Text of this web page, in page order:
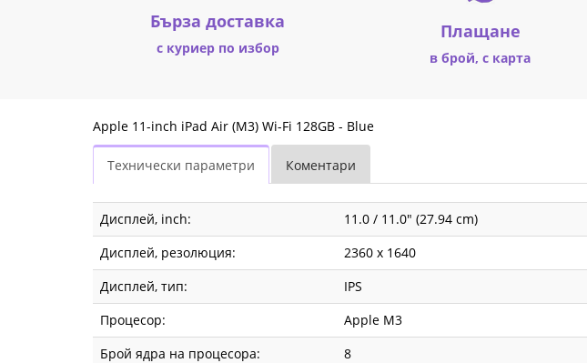
Бърза доставка
с куриер по избор
Плащане
в брой, с карта
Apple 11-inch iPad Air (M3) Wi-Fi 128GB - Blue
Технически параметри Коментари
Дисплей, inch:
11.0 / 11.0" (27.94 cm)
Дисплей, резолюция:
2360 x 1640
Дисплей, тип:
IPS
Процесор:
Apple M3
Брой ядра на процесора:
8